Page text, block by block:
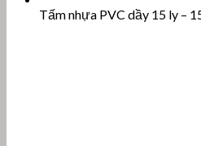
Tấm nhựa PVC dầy 15 ly –